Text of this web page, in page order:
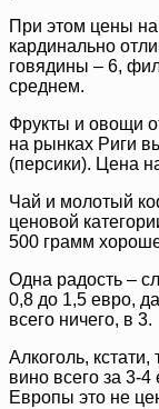
При этом цены
кардинально
говядины – 6,
среднем.
Фрукты и овощи
на рынках Риги
(персики). Цена
Чай и молотый
ценовой
500 грамм
Одна радость –
0,8 до 1,5 евро,
всего ничего, в 3.
Алкоголь,
вино всего за 3-
Европы это не